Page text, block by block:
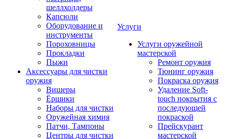
шеллхолдеры
Капсюли
Оборудование и
инструменты
Пороховницы
Прокладки
Пыжи
Аксессуары для чистки
оружия
Вишеры
Ёршики
Наборы для чистки
Оружейная химия
Патчи, Тампоны
Центры для чистки
Услуги
Услуги оружейной
мастерской
Ремонт оружия
Тюнинг оружия
Покраска оружия
Удаление Soft-
touch покрытия с
последующей
покраской
Прейскурант
мастерской